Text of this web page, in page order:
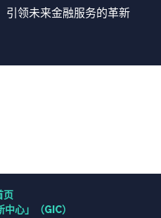
引领未来金融服务的革新
页
心」（GIC）